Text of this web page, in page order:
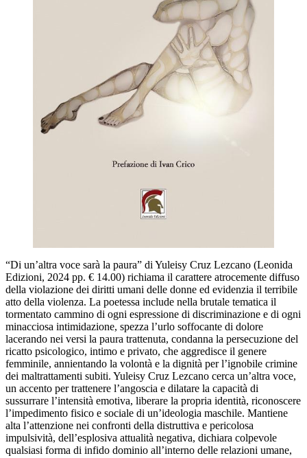
“Di un’altra voce sarà la paura” di Yuleisy Cruz Lezcano (Leonida
Edizioni, 2024 pp. € 14.00) richiama il carattere atrocemente diffuso
della violazione dei diritti umani delle donne ed evidenzia il terribile
atto della violenza. La poetessa include nella brutale tematica il
tormentato cammino di ogni espressione di discriminazione e di ogni
minacciosa intimidazione, spezza l’urlo soffocante di dolore
lacerando nei versi la paura trattenuta, condanna la persecuzione del
ricatto psicologico, intimo e privato, che aggredisce il genere
femminile, annientando la volontà e la dignità per l’ignobile crimine
dei maltrattamenti subiti. Yuleisy Cruz Lezcano cerca un’altra voce,
un accento per trattenere l’angoscia e dilatare la capacità di
sussurrare l’intensità emotiva, liberare la propria identità, riconoscere
l’impedimento fisico e sociale di un’ideologia maschile. Mantiene
alta l’attenzione nei confronti della distruttiva e pericolosa
impulsività, dell’esplosiva attualità negativa, dichiara colpevole
qualsiasi forma di infido dominio all’interno delle relazioni umane,